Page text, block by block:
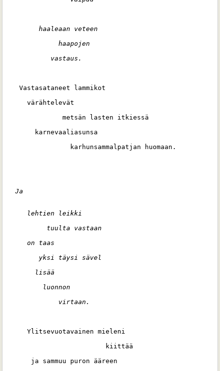
        haaleaan veteen
             haapojen
           vastaus.
   Vastasataneet lammikot
     värähtelevät
              metsän lasten itkiessä
       karnevaaliasunsa
                karhunsammalpatjan huomaan.
  Ja
     lehtien leikki
          tuulta vastaan
     on taas
        yksi täysi sävel
       lisää
         luonnon
             virtaan.
     Ylitsevuotavainen mieleni
                         kiittää
      ja sammuu puron ääreen